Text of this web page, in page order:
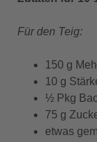
Für den Teig:
150 g Mehl
10 g
½ Pkg
75 g
etwas